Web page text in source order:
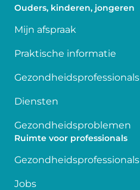
Ouders, kinderen, jongeren
Mijn afspraak
Praktische informatie
Gezondheidsprofessionals
Diensten
Gezondheidsproblemen
Ruimte voor professionals
Gezondheidsprofessionals
Jobs